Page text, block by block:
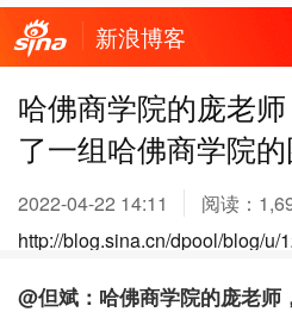
新浪博客
哈佛商学院的庞老
了一组哈佛商学院
2022-04-22 14:11 阅读：
http://blog.sina.cn/dpool/blog/u/
@但斌：哈佛商学院的庞老师